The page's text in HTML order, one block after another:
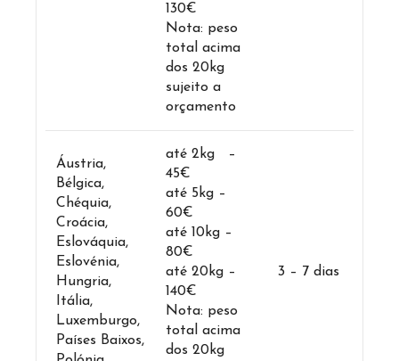
130€
Nota: peso
total acima
dos 20kg
sujeito a
orçamento
Áustria,
Bélgica,
Chéquia,
Croácia,
Eslováquia,
Eslovénia,
Hungria,
Itália,
Luxemburgo,
Países Baixos,
até 2kg –
45€
até 5kg –
60€
até 10kg –
80€
até 20kg –
140€
Nota: peso
total acima
dos 20kg
3 – 7 dias